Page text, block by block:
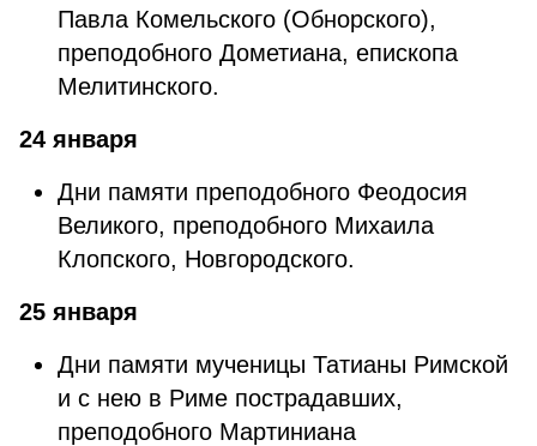
Павла Комельского (Обнорского),
преподобного Дометиана, епископа
Мелитинского.
24 января
Дни памяти преподобного Феодосия
Великого, преподобного Михаила
Клопского, Новгородского.
25 января
Дни памяти мученицы Татианы Римской
и с нею в Риме пострадавших,
преподобного Мартиниана